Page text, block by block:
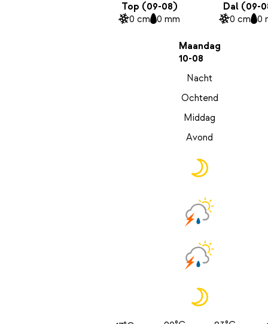
Top (09-08)
0 cm 0 mm
Dal (09-
0 cm 0
Maandag
10-08
Nacht
Ochtend
Middag
Avond